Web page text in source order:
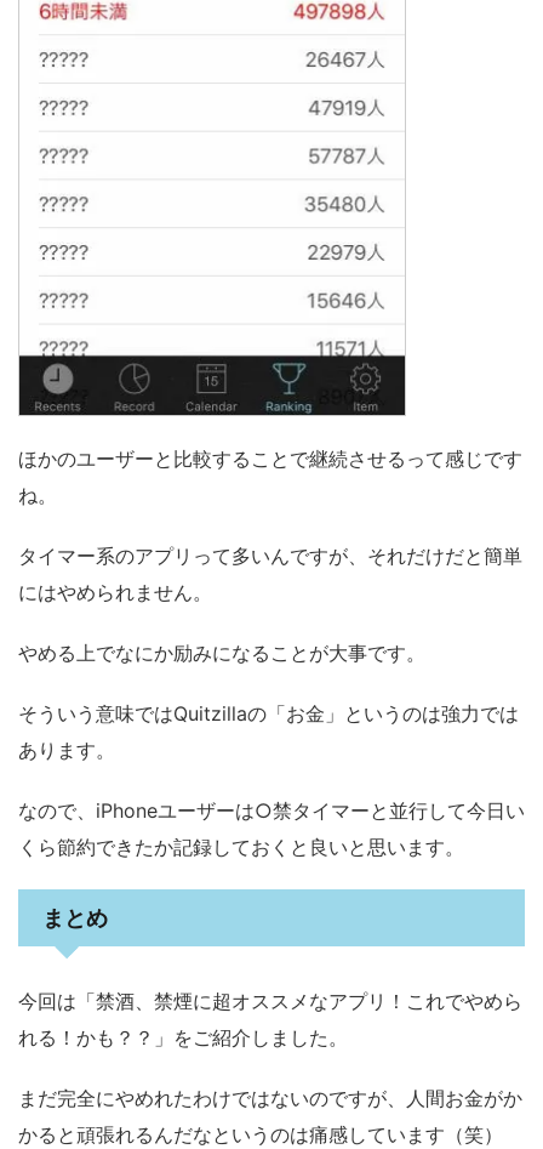
ほかのユーザーと比較することで継続させるって感じです
ね。
タイマー系のアプリって多いんですが、それだけだと簡単
にはやめられません。
やめる上でなにか励みになることが大事です。
そういう意味ではQuitzillaの「お金」というのは強力では
あります。
なので、iPhoneユーザーは○禁タイマーと並行して今日い
くら節約できたか記録しておくと良いと思います。
まとめ
今回は「禁酒、禁煙に超オススメなアプリ！これでやめら
れる！かも？？」をご紹介しました。
まだ完全にやめれたわけではないのですが、人間お金がか
かると頑張れるんだなというのは痛感しています（笑）